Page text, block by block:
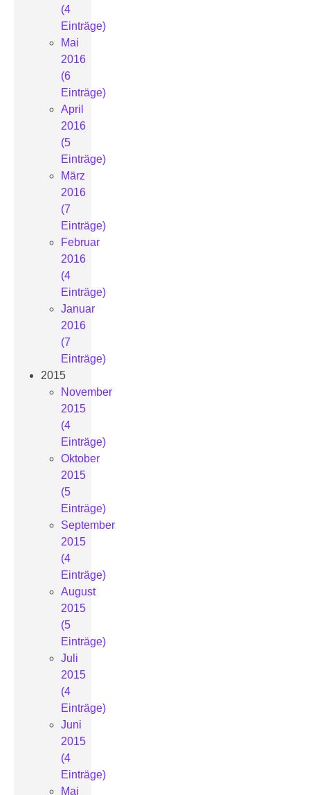
(4
Einträge)
Mai
2016
(6
Einträge)
April
2016
(5
Einträge)
März
2016
(7
Einträge)
Februar
2016
(4
Einträge)
Januar
2016
(7
Einträge)
2015
November
2015
(4
Einträge)
Oktober
2015
(5
Einträge)
September
2015
(4
Einträge)
August
2015
(5
Einträge)
Juli
2015
(4
Einträge)
Juni
2015
(4
Einträge)
Mai